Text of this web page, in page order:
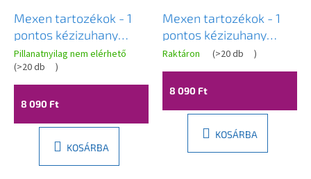
Mexen tartozékok - 1
pontos kézizuhany
készlet R-75, króm,
785755052-00
Pillanatnyilag nem elérhető
(>20 db )
8 090 Ft
KOSÁRBA
Mexen tartozékok - 1
pontos kézizuhany
készlet R-75, króm /
fehér, 785755052-02
Raktáron (>20 db )
8 090 Ft
KOSÁRBA